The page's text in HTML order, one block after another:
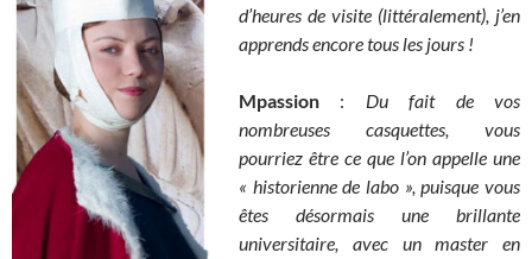
d’heures de visite (littéralement), j’en
apprends encore tous les jours !
Mpassion : Du fait de vos
nombreuses casquettes, vous
pourriez être ce que l’on appelle une
« historienne de labo », puisque vous
êtes désormais une brillante
universitaire, avec un master en